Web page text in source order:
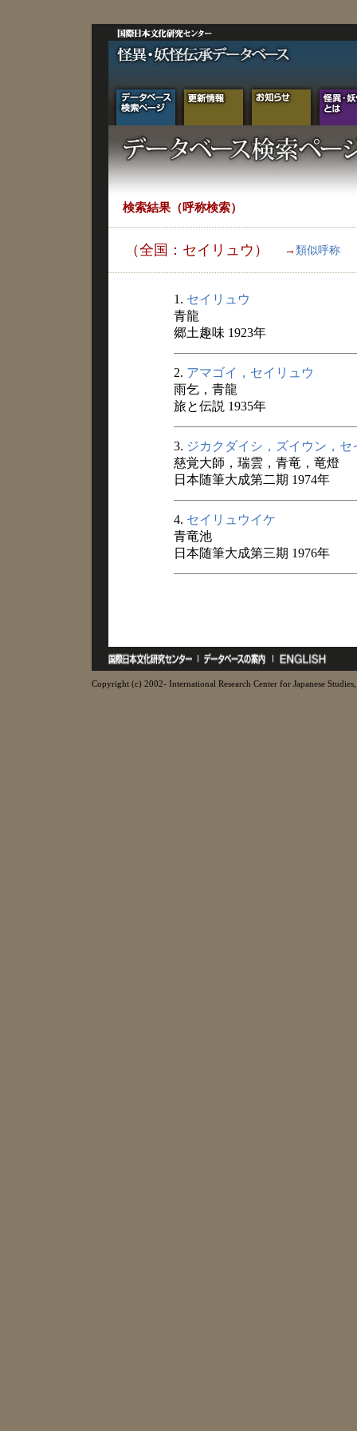
検索結果（呼称検索）
（全国：セイリュウ） → 類似呼称
1. セイリュウ
青龍
郷土趣味 1923年
2. アマゴイ，セイリュウ
雨乞，青龍
旅と伝説 1935年
3. ジカクダイシ，ズイウン，
慈覚大師，瑞雲，青竜，竜燈
日本随筆大成第二期 1974年
4. セイリュウイケ
青竜池
日本随筆大成第三期 1976年
Copyright (c) 2002- International Research Center for Japanese